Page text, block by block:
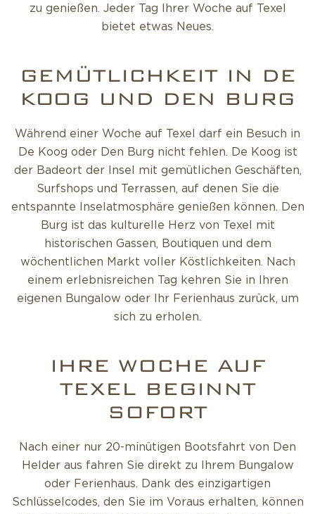
zu genießen. Jeder Tag Ihrer Woche auf Texel
bietet etwas Neues.
GEMÜTLICHKEIT IN DE
KOOG UND DEN BURG
Während einer Woche auf Texel darf ein Besuch in
De Koog oder Den Burg nicht fehlen. De Koog ist
der Badeort der Insel mit gemütlichen Geschäften,
Surfshops und Terrassen, auf denen Sie die
entspannte Inselatmosphäre genießen können. Den
Burg ist das kulturelle Herz von Texel mit
historischen Gassen, Boutiquen und dem
wöchentlichen Markt voller Köstlichkeiten. Nach
einem erlebnisreichen Tag kehren Sie in Ihren
eigenen Bungalow oder Ihr Ferienhaus zurück, um
sich zu erholen.
IHRE WOCHE AUF
TEXEL BEGINNT
SOFORT
Nach einer nur 20-minütigen Bootsfahrt von Den
Helder aus fahren Sie direkt zu Ihrem Bungalow
oder Ferienhaus. Dank des einzigartigen
Schlüsselcodes, den Sie im Voraus erhalten, können